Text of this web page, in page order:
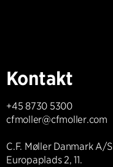
Kontakt
+45 8730 5300
cfmoller@cfmoller.com
C.F. Møller Danmark A/S
Europaplads 2, 11.